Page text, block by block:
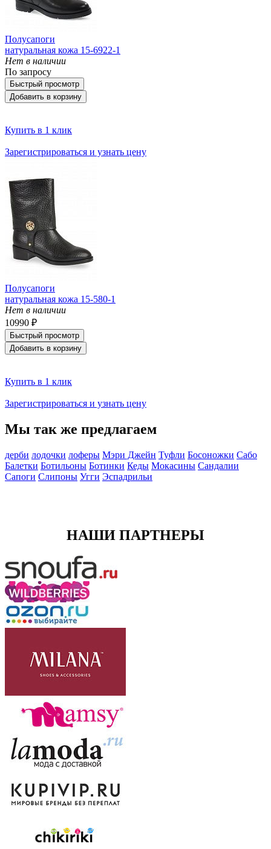
Полусапоги
натуральная кожа 15-6922-1
Нет в наличии
По запросу
Быстрый просмотр
Добавить в корзину
Купить в 1 клик
Зарегистрироваться и узнать цену
Полусапоги
натуральная кожа 15-580-1
Нет в наличии
10990 ₽
Быстрый просмотр
Добавить в корзину
Купить в 1 клик
Зарегистрироваться и узнать цену
Мы так же предлагаем
дерби лодочки лоферы Мэри Джейн Туфли Босоножки Сабо
Балетки Ботильоны Ботинки Кеды Мокасины Сандалии
Сапоги Слипоны Угги Эспадрильи
НАШИ ПАРТНЕРЫ